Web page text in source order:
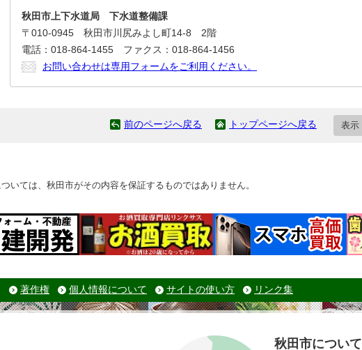
秋田市上下水道局 下水道整備課
〒010-0945 秋田市川尻みよし町14-8 2階
電話：018-864-1455 ファクス：018-864-1456
お問い合わせは専用フォームをご利用ください。
前のページへ戻る トップページへ戻る 表示
いては、秋田市がその内容を保証するものではありません。
著作権 個人情報について サイトの使い方 リンク集
秋田市について